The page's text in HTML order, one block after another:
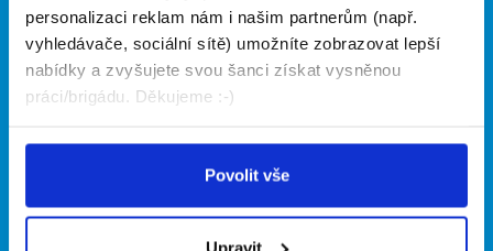
personalizaci reklam nám i našim partnerům (např.
vyhledávače, sociální sítě) umožníte zobrazovat lepší
nabídky a zvyšujete svou šanci získat vysněnou
práci/brigádu. Děkujeme :-)
Povolit vše
Upravit
Články
Hledané brigády
Vložit inzerát
Ceník
Propagace
O portálu
O nás
Naše další projekty
Fajn brigády